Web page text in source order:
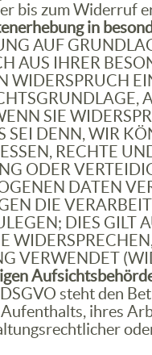
bis zum
in
AUF
AUS IHRER
WIDERSPRUCH
SIE
SEI DENN, WIR
RECHTE
ODER
DATEN
DIE
DIES GILT
VERWENDET
steht den
ihres